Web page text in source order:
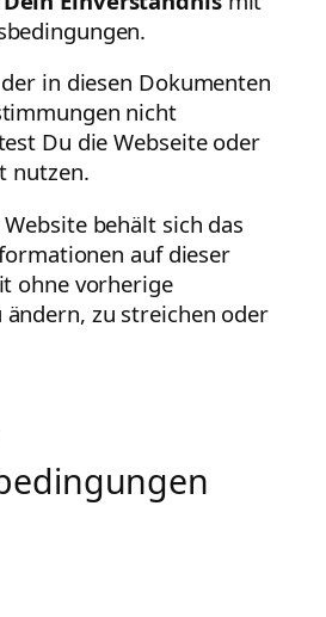
in diesen Dokumenten
nicht
Du die Webseite oder
nutzen.
behält sich das
auf dieser
ohne vorherige
zu streichen oder